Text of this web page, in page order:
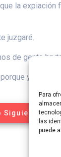
Para
las
puede
la
juzgaré.
de gente
yo, el
Siguiente